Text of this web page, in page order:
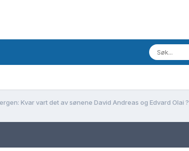
Kvar vart det av sønene David Andreas og Edvard Olai ?